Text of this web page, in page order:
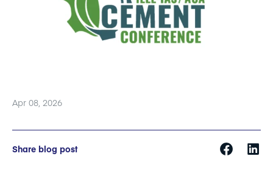
Apr 08, 2026
Share blog post